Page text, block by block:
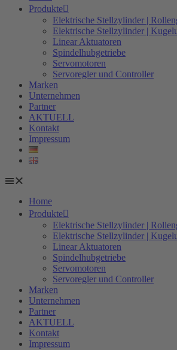
Produkte
Elektrische Stellzylinder |
Elektrische Stellzylinder |
Linear Aktuatoren
Spindelhubgetriebe
Servomotoren
Servoregler und Controller
Marken
Unternehmen
Partner
AKTUELL
Kontakt
Impressum
Home
Produkte
Elektrische Stellzylinder |
Elektrische Stellzylinder |
Linear Aktuatoren
Spindelhubgetriebe
Servomotoren
Servoregler und Controller
Marken
Unternehmen
Partner
AKTUELL
Kontakt
Impressum